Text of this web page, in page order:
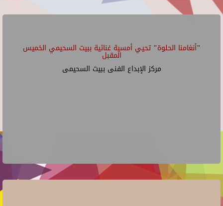
"أنغامنا الحلوة" تحيي أمسية غنائية ببيت السحيمي الخميس
المقبل
مركز الإبداع الفنى ببيت السحيمى